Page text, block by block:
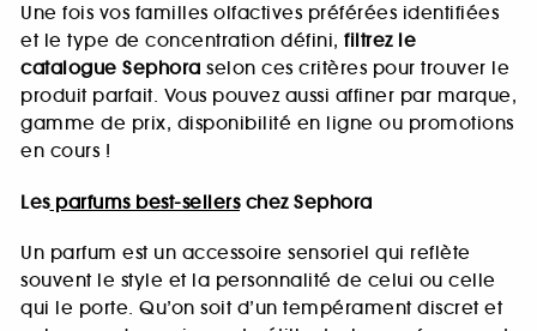
Une fois vos familles olfactives préférées identifiées
et le type de concentration défini, filtrez le
catalogue Sephora selon ces critères pour trouver le
produit parfait. Vous pouvez aussi affiner par marque,
gamme de prix, disponibilité en ligne ou promotions
en cours !
Lesparfums best-sellerschez Sephora
Un parfum est un accessoire sensoriel qui reflète
souvent le style et la personnalité de celui ou celle
qui le porte. Qu’on soit d’un tempérament discret et